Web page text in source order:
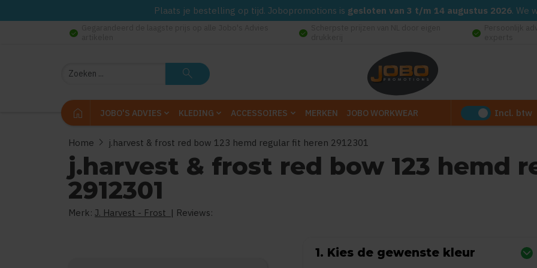
Plaats je bestelling op tijd. Jobopromotions is gesloten van 3 t/m 14 augustus 2026. We
check_circle check_circle check_circle
Zoeken search
home JOBO'S ADVIES KLEDING ACCESSOIRES MERKEN JOBO WORKWEAR Incl. btw
Home chevron_right j.harvest & frost red bow 123 hemd regular fit heren 2912301
j.harvest & frost red bow 123 hemd
2912301
Merk: J. Harvest - Frost | Reviews:
1. Kies de gewenste kleur